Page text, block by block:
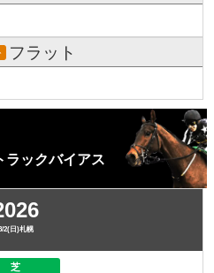
フラット
ラックバイアス
2(日)札幌
芝